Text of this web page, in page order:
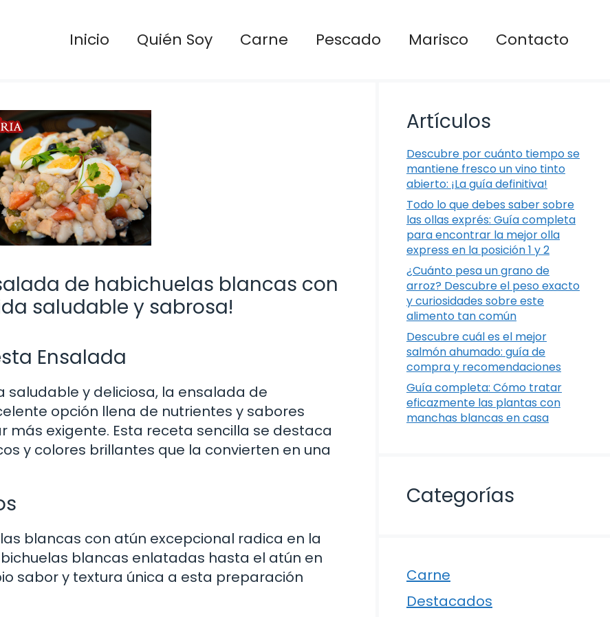
Inicio Quién Soy Carne Pescado Marisco Contacto
de habichuelas blancas con
saludable y sabrosa!
Ensalada
y deliciosa, la ensalada de
opción llena de nutrientes y sabores
exigente. Esta receta sencilla se destaca
y colores brillantes que la convierten en una
blancas con atún excepcional radica en la
blancas enlatadas hasta el atún en
sabor y textura única a esta preparación
Artículos
Descubre por cuánto tiempo se
mantiene fresco un vino tinto
abierto: ¡La guía definitiva!
Todo lo que debes saber sobre
las ollas exprés: Guía completa
para encontrar la mejor olla
express en la posición 1 y 2
¿Cuánto pesa un grano de
arroz? Descubre el peso exacto
y curiosidades sobre este
alimento tan común
Descubre cuál es el mejor
salmón ahumado: guía de
compra y recomendaciones
Guía completa: Cómo tratar
eficazmente las plantas con
manchas blancas en casa
Categorías
Carne
Destacados